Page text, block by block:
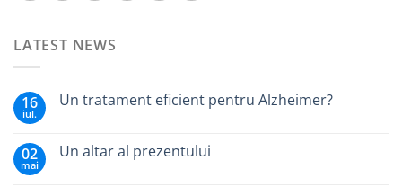
LATEST NEWS
16
iul.
Un tratament eficient pentru Alzheimer?
02
mai
Un altar al prezentului